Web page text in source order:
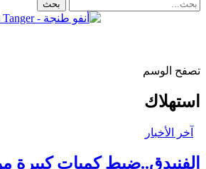
تصفح الوسم
استهلاك
آخر الأخبار
الفنيدق..ضبط كميات كبيرة